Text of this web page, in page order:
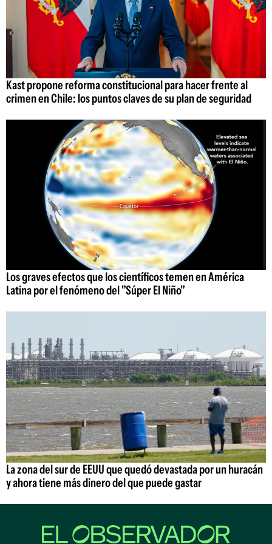
Kast propone reforma constitucional para hacer frente al
crimen en Chile: los puntos claves de su plan de seguridad
Los graves efectos que los científicos temen en América
Latina por el fenómeno del "Súper El Niño"
La zona del sur de EEUU que quedó devastada por un huracán
y ahora tiene más dinero del que puede gastar